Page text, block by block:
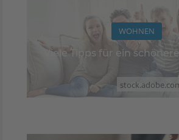
WOHNEN
Viele Tipps für ein